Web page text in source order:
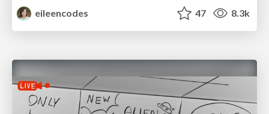
eileencodes
47 8.3k